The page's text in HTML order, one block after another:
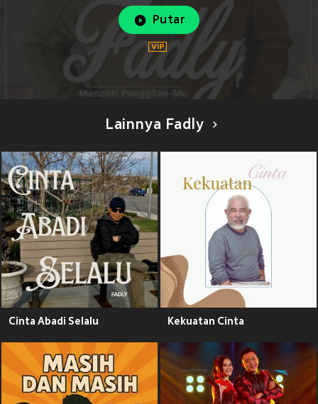
Putar
Lainnya Fadly
Cinta Abadi Selalu Kekuatan Cinta